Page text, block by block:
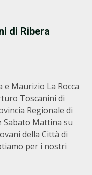
di Ribera
e Maurizio La Rocca
Toscanini di
Regionale di
Sabato Mattina su
della Città di
per i nostri